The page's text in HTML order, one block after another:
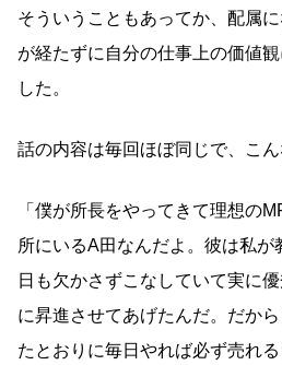
そういうこともあってか、配属
が経たずに自分の仕事上の価値
した。
話の内容は毎回ほぼ同じで、こん
「僕が所長をやってきて理想の
所にいるA田なんだよ。彼は私が
日も欠かさずこなしていて実に
に昇進させてあげたんだ。だか
たとおりに毎日やれば必ず売れ